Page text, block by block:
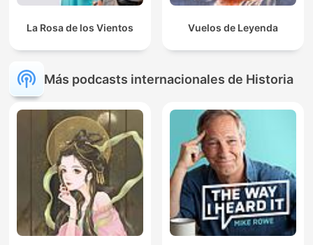
La Rosa de los Vientos Vuelos de Leyenda
Más podcasts internacionales de Historia